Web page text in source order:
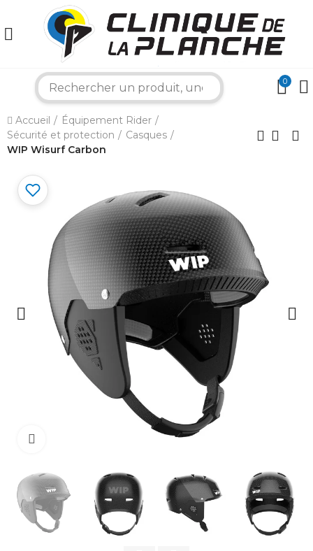
0
Accueil
Équipement Rider
Sécurité et protection
Casques
WIP Wisurf Carbon
×
Bonjour ! Je suis votre expert nautique.
Comment puis-je vous aider aujourd'hui ?